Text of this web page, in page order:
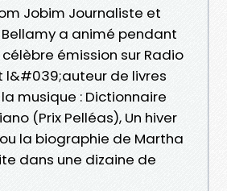
Jobim Journaliste et
Bellamy a animé pendant
émission sur Radio
l&#039;auteur de livres
musique : Dictionnaire
(Prix Pelléas), Un hiver
la biographie de Martha
dans une dizaine de